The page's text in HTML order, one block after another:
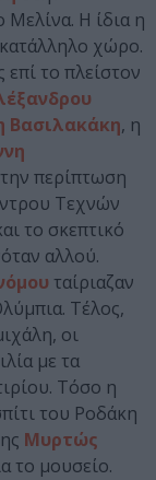
Μελίνα. Η ίδια η
χώρο.
το πλείστον
Βασιλακάκη, η
περίπτωση
Τεχνών
το σκεπτικό
αλλού.
ταίριαζαν
Τέλος,
οι
με τα
Τόσο η
του Ροδάκη
Μυρτώς
το μουσείο.